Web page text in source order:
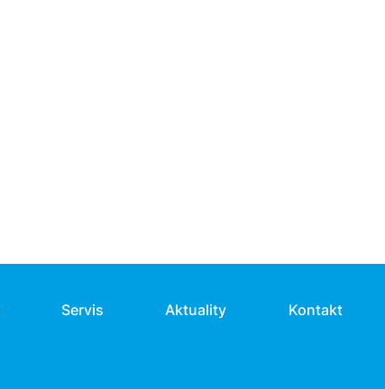
Servis Aktuality Kontakt